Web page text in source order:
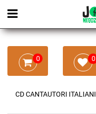
Open menu
0 0
CD CANTAUTORI ITALIANI